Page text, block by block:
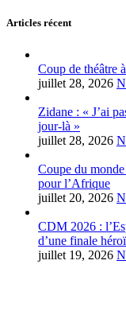
Articles récent
Coup de théâtre
juillet 28, 2026
Zidane : « J’ai
jour-là »
juillet 28, 2026
Coupe du
pour l’Afrique
juillet 20, 2026
CDM 2026 :
d’une finale
juillet 19, 2026